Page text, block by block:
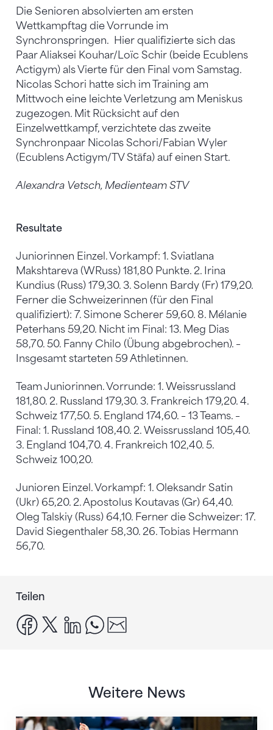
Die Senioren absolvierten am ersten
Wettkampftag die Vorrunde im
Synchronspringen. Hier qualifizierte sich das
Paar Aliaksei Kouhar/Loïc Schir (beide Ecublens
Actigym) als Vierte für den Final vom Samstag.
Nicolas Schori hatte sich im Training am
Mittwoch eine leichte Verletzung am Meniskus
zugezogen. Mit Rücksicht auf den
Einzelwettkampf, verzichtete das zweite
Synchronpaar Nicolas Schori/Fabian Wyler
(Ecublens Actigym/TV Stäfa) auf einen Start.
Alexandra Vetsch, Medienteam STV
Resultate
Juniorinnen Einzel. Vorkampf: 1. Sviatlana
Makshtareva (WRuss) 181,80 Punkte. 2. Irina
Kundius (Russ) 179,30. 3. Solenn Bardy (Fr) 179,20.
Ferner die Schweizerinnen (für den Final
qualifiziert): 7. Simone Scherer 59,60. 8. Mélanie
Peterhans 59,20. Nicht im Final: 13. Meg Dias
58,70. 50. Fanny Chilo (Übung abgebrochen). –
Insgesamt starteten 59 Athletinnen.
Team Juniorinnen. Vorrunde: 1. Weissrussland
181,80. 2. Russland 179,30. 3. Frankreich 179,20. 4.
Schweiz 177,50. 5. England 174,60. – 13 Teams. –
Final: 1. Russland 108,40. 2. Weissrussland 105,40.
3. England 104,70. 4. Frankreich 102,40. 5.
Schweiz 100,20.
Junioren Einzel. Vorkampf: 1. Oleksandr Satin
(Ukr) 65,20. 2. Apostolus Koutavas (Gr) 64,40.
Oleg Talskiy (Russ) 64,10. Ferner die Schweizer: 17.
David Siegenthaler 58,30. 26. Tobias Hermann
56,70.
Teilen
facebook
x linkedinwhatsapp
Weitere News
Nächster Halt: Weltmeisterschaft